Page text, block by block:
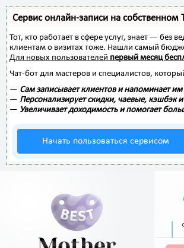
Сервис онлайн-записи на собственном
Тот, кто работает в сфере услуг, знает — без
клиентам о визитах тоже. Нашли самый
Для новых пользователей первый месяц
Чат-бот для мастеров и специалистов,
— Сам записывает клиентов и напоминает им
— Персонализирует скидки, чаевые, кэшбэк
— Увеличивает доходимость и помогает
Начать пользоваться сервисом